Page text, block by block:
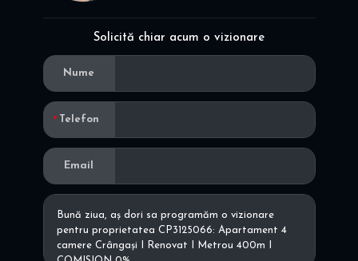
Solicită chiar acum o vizionare
Nume
Telefon
Email